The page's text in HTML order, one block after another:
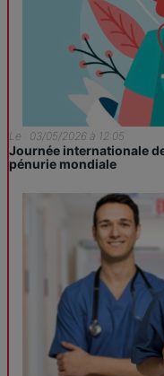
Le : 03/05/2026 à 12:05
Journée internationale
pénurie mondiale